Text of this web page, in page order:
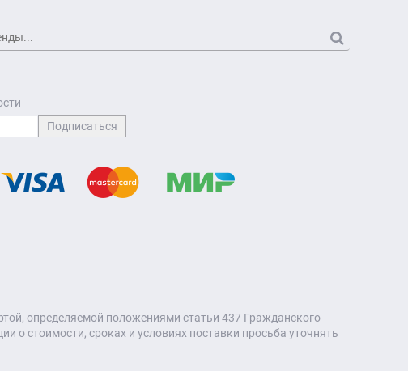
определяемой положениями статьи 437 Гражданского
о стоимости, сроках и условиях поставки просьба уточнять